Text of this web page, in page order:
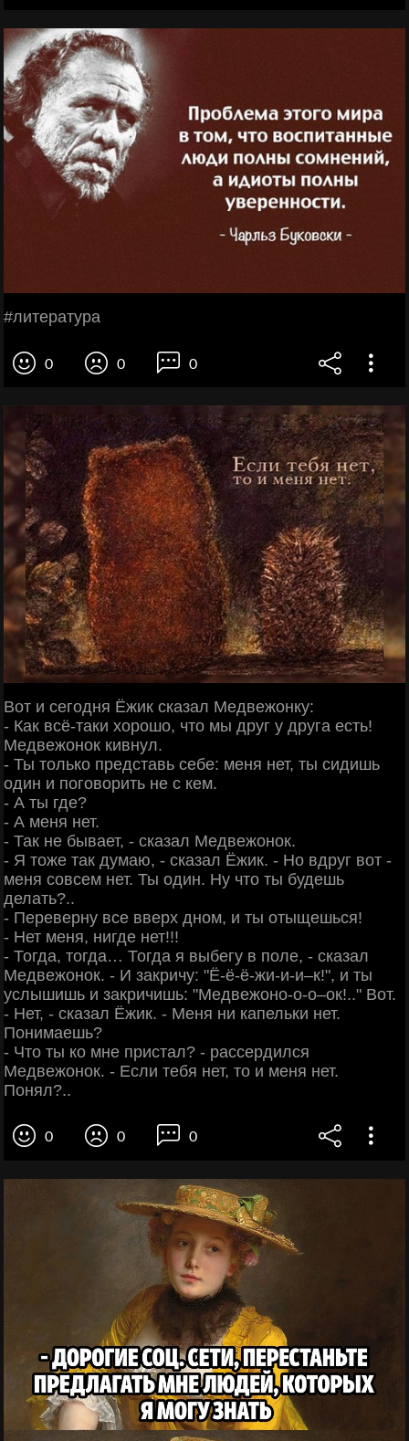
#литература
0 0 0
Вот и сегодня Ёжик сказал Медвежонку:
- Как всё-таки хорошо, что мы друг у друга есть!
Медвежонок кивнул.
- Ты только представь себе: меня нет, ты сидишь
один и поговорить не с кем.
- А ты где?
- А меня нет.
- Так не бывает, - сказал Медвежонок.
- Я тоже так думаю, - сказал Ёжик. - Но вдруг вот -
меня совсем нет. Ты один. Ну что ты будешь
делать?..
- Переверну все вверх дном, и ты отыщешься!
- Нет меня, нигде нет!!!
- Тогда, тогда… Тогда я выбегу в поле, - сказал
Медвежонок. - И закричу: "Ё-ё-ё-жи-и-и–к!", и ты
услышишь и закричишь: "Медвежоно-о-о–ок!.." Вот.
- Нет, - сказал Ёжик. - Меня ни капельки нет.
Понимаешь?
- Что ты ко мне пристал? - рассердился
Медвежонок. - Если тебя нет, то и меня нет.
Понял?..
0 0 0